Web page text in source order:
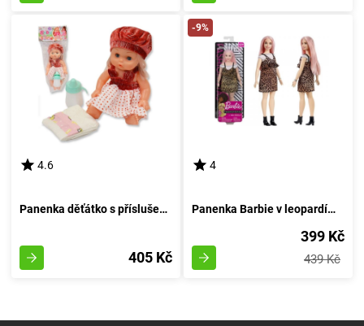
4.6
Panenka děťátko s příslušenstvím 30 cm
405 Kč
-9%
4
Panenka Barbie v leopardím rouchu
399 Kč
439 Kč